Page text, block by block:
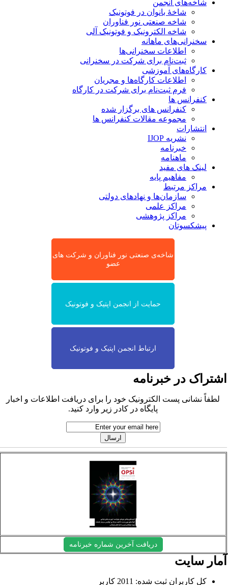
شاخه‌های انجمن
شاخۀ بانوان در فوتونیک
شاخه صنعتی نور فناوران
شاخه‌ الکترونیک و فوتونیک آلی
سخنرانی‌های ماهانه
اطلاعات سخنرانی‌‌ها
ثبت‌نام برای شرکت در سخنرانی
کارگاه‌های آموزشی
اطلاعات کارگاه‌ها و مجریان
فرم ثبت‌نام برای شرکت در کارگاه
کنفرانس ها
کنفرانس های برگزار شده
مجموعه مقالات کنفرانس ها
انتشارات
نشریه IJOP
خبرنامه
ماهنامه
لینک های مفید
مفاهیم پایه
مراکز مرتبط
سازمان‌ها و نهادهای دولتی
مراکز علمی
مراکز پژوهشی
پیشکسوتان
شاخه‌ی صنعتی نور فناوران و شرکت های
عضو
حمایت از انجمن اپتیک و فوتونیک
ارتباط انجمن اپتیک و فوتونیک
در خبرنامه
لطفاً نشانی پست الکترونیک خود را برای دریافت اطلاعات و اخبار
پایگاه در کادر زیر وارد کنید.
دریافت آخرین شماره خبرنامه
سایت
کل کاربران ثبت شده: 2011 کاربر